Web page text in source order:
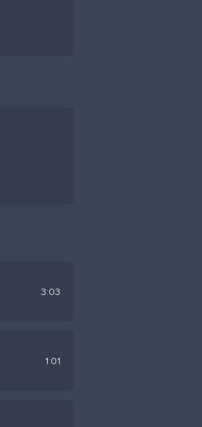
3:03
1:01